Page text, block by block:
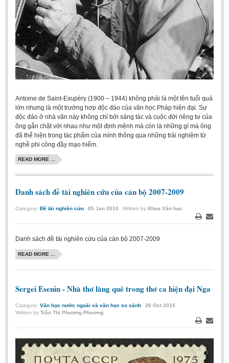
Antoine de Saint-Exupéry (1900 – 1944) không phải là một tên tuổi quá
lớn nhưng là một trường hợp độc đáo của văn học Pháp hiện đại. Sự
độc đáo ở nhà văn này không chỉ bởi sáng tác và cuộc đời riêng tư của
ông gắn chặt với nhau như một định mệnh mà còn là những gì mà ông
đã thể hiện trong tác phẩm của mình thông qua những trải nghiệm từ
nghề phi công đầy mạo hiểm.
READ MORE ...
Danh sách đề tài nghiên cứu của cán bộ 2007-2009
Category: Đề tài nghiên cứu 05 Jan 2010 Written by Khoa Văn học
PrintEmail
Danh sách đề tài nghiên cứu của cán bộ 2007-2009
READ MORE ...
Sergei Esenin - Nhà thơ làng quê trong thơ ca hiện đại Nga
Category: Văn học nước ngoài và văn học so sánh 26 Oct 2015
Written by Trần Thị Phương Phương
PrintEmail